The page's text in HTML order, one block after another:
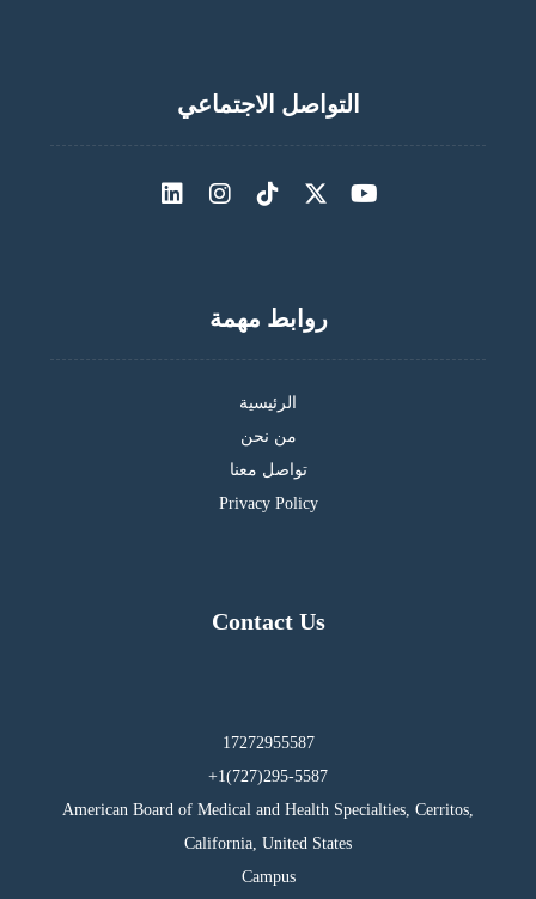
التواصل الاجتماعي
روابط مهمة
الرئيسية
من نحن
تواصل معنا
Privacy Policy
Contact Us
17272955587
295-5587(727)1+
American Board of Medical and Health Specialties, Cerritos,
California, United States
Campus